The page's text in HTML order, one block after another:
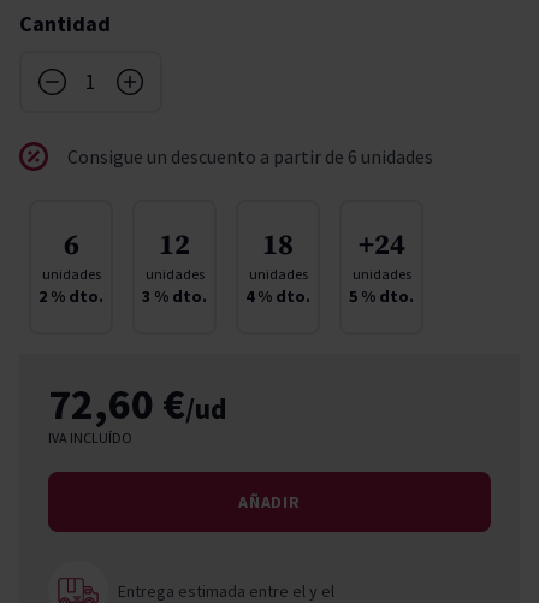
Cantidad
Consigue un descuento a partir de 6 unidades
6
unidades
2 % dto.
12
unidades
3 % dto.
18
unidades
4% dto.
+24
unidades
5 % dto.
72,60 €/ud
IVA INCLUÍDO
AÑADIR
Entrega estimada entre ely el